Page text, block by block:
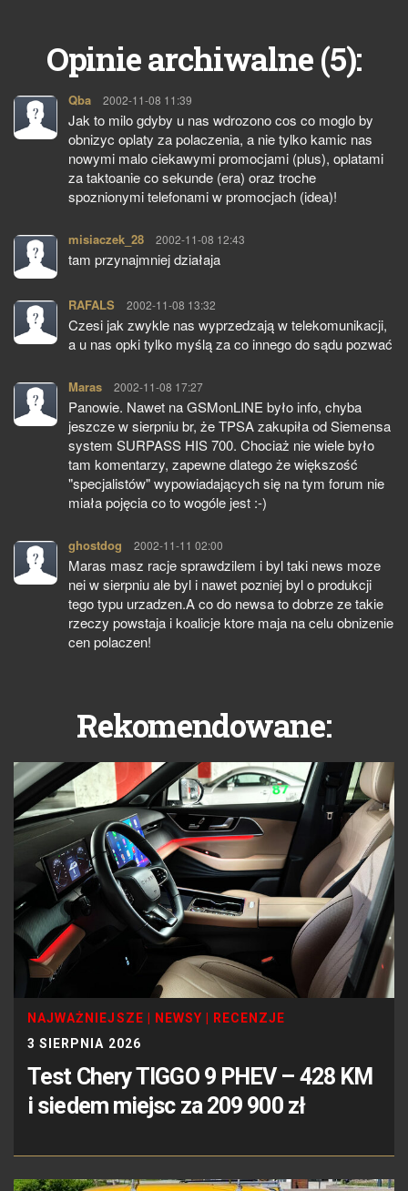
Opinie archiwalne (5):
Qba pisze:
2002-11-08 11:39
Jak to milo gdyby u nas wdrozono cos co moglo by
obnizyc oplaty za polaczenia, a nie tylko kamic nas
nowymi malo ciekawymi promocjami (plus), oplatami
za taktoanie co sekunde (era) oraz troche
spoznionymi telefonami w promocjach (idea)!
misiaczek_28 pisze:
2002-11-08 12:43
tam przynajmniej działaja
RAFALS pisze:
2002-11-08 13:32
Czesi jak zwykle nas wyprzedzają w telekomunikacji,
a u nas opki tylko myślą za co innego do sądu pozwać
Maras pisze:
2002-11-08 17:27
Panowie. Nawet na GSMonLINE było info, chyba
jeszcze w sierpniu br, że TPSA zakupiła od Siemensa
system SURPASS HIS 700. Chociaż nie wiele było
tam komentarzy, zapewne dlatego że większość
"specjalistów" wypowiadających się na tym forum nie
miała pojęcia co to wogóle jest :-)
ghostdog pisze:
2002-11-11 02:00
Maras masz racje sprawdzilem i byl taki news moze
nei w sierpniu ale byl i nawet pozniej byl o produkcji
tego typu urzadzen.A co do newsa to dobrze ze takie
rzeczy powstaja i koalicje ktore maja na celu obnizenie
cen polaczen!
Rekomendowane:
NAJWAŻNIEJSZE NEWSY
RECENZJE
3 SIERPNIA 2026
Test Chery TIGGO 9 PHEV – 428 KM
i siedem miejsc za 209 900 zł